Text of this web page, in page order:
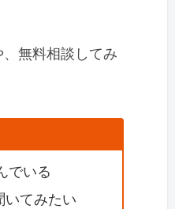
無料相談してみ
でいる
いてみたい